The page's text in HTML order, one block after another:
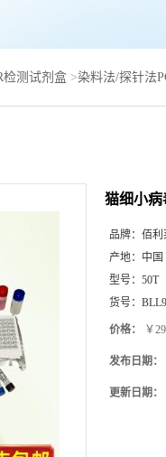
检测试剂盒 >染料法/探针法
猫细小病
品牌： 佰利
产地： 中国
型号： 50T
货号：
价格： ￥
发布日期：
更新日期：